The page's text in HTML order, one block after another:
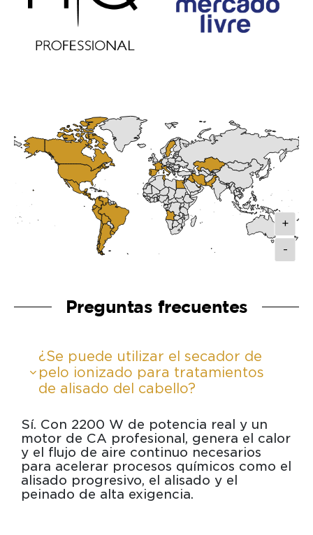
+
-
Preguntas frecuentes
¿Se puede utilizar el secador de
pelo ionizado para tratamientos
de alisado del cabello?
Sí. Con 2200 W de potencia real y un
motor de CA profesional, genera el calor
y el flujo de aire continuo necesarios
para acelerar procesos químicos como el
alisado progresivo, el alisado y el
peinado de alta exigencia.